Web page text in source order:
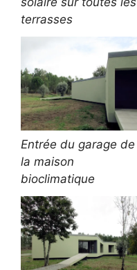
terrasses
Entrée du garage de
la maison
bioclimatique